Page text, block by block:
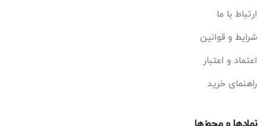
ارتباط با ما
شرایط و قوانین
اعتماد و اعتبار
راهنمای خرید